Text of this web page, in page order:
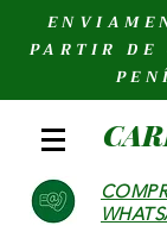
PARTIR